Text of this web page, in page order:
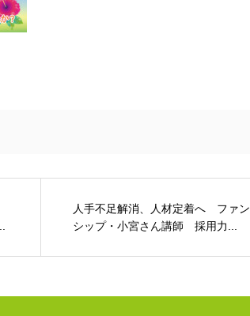
人手不足解消、人材定着へ ファン
シップ・小宮さん講師 採用力...